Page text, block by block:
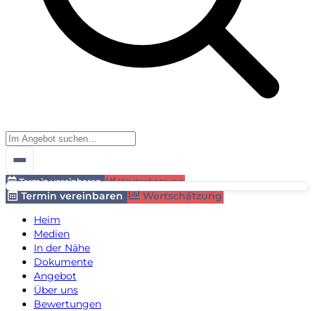
Termin vereinbaren Wertschätzung
Termin vereinbaren
Wertschätzung
Heim
Medien
In der Nähe
Dokumente
Angebot
Über uns
Bewertungen